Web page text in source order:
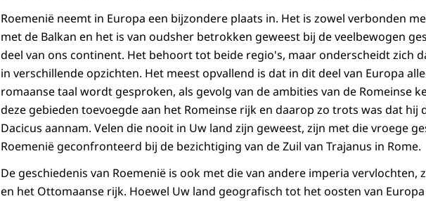
Roemenië neemt in Europa een bijzondere plaats in. Het is zowel verbonden
met de Balkan en het is van oudsher betrokken geweest bij de veelbewogen
deel van ons continent. Het behoort tot beide regio's, maar onderscheidt zich
in verschillende opzichten. Het meest opvallend is dat in dit deel van Europa
romaanse taal wordt gesproken, als gevolg van de ambities van de Romeinse
deze gebieden toevoegde aan het Romeinse rijk en daarop zo trots was dat hij
Dacicus aannam. Velen die nooit in Uw land zijn geweest, zijn met die vroege
Roemenië geconfronteerd bij de bezichtiging van de Zuil van Trajanus in Rome.
De geschiedenis van Roemenië is ook met die van andere imperia vervlochten,
en het Ottomaanse rijk. Hoewel Uw land geografisch tot het oosten van